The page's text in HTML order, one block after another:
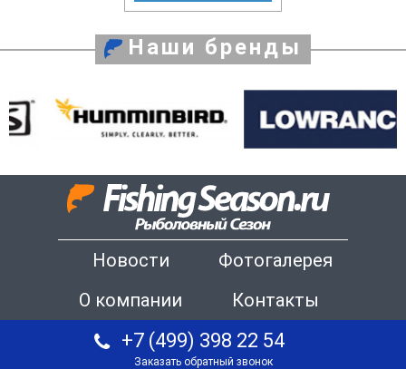
Наши бренды
Новости
Фотогалерея
О компании
Контакты
+7 (499) 398 22 54
Заказать обратный звонок